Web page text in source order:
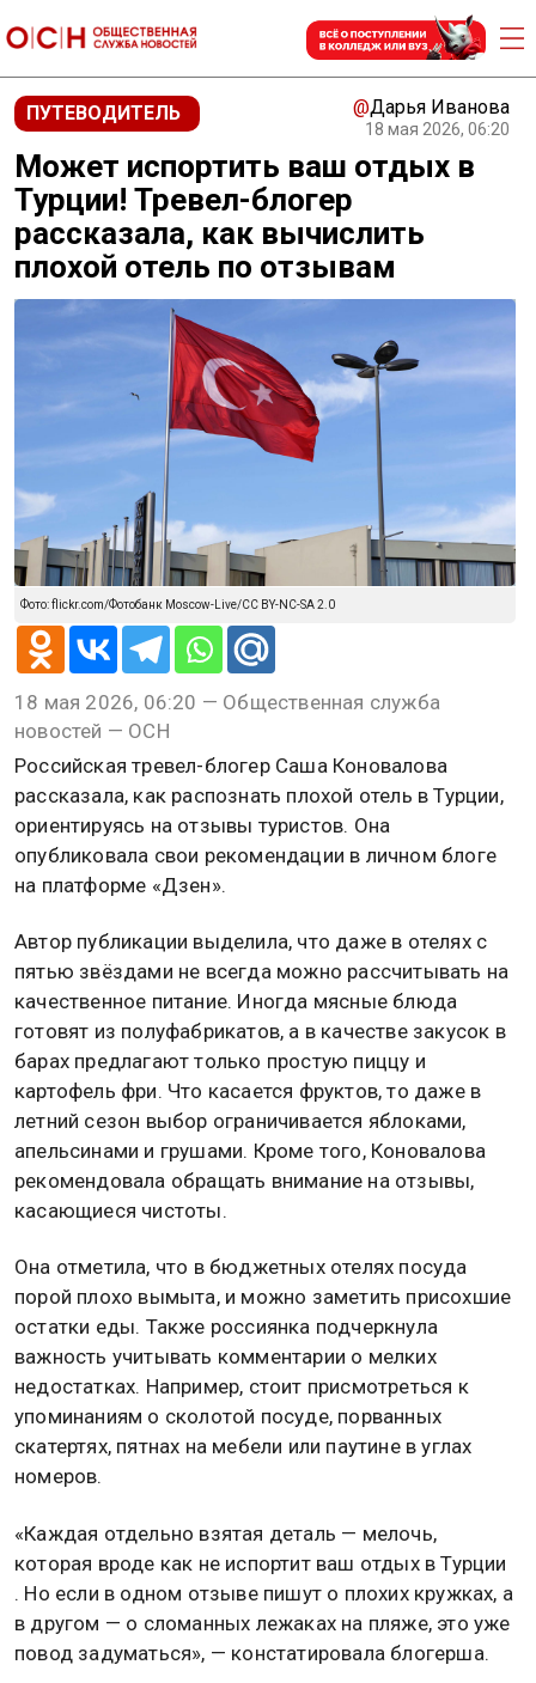
ПУТЕВОДИТЕЛЬ @Дарья Иванова
18 мая 2026, 06:20
Может испортить ваш отдых в
Турции! Тревел-блогер
рассказала, как вычислить
плохой отель по отзывам
Фото: flickr.com/Фотобанк Moscow-Live/CC BY-NC-SA 2.0
18 мая 2026, 06:20 — Общественная служба
новостей — ОСН
Российская тревел-блогер Саша Коновалова
рассказала, как распознать плохой отель в Турции,
ориентируясь на отзывы туристов. Она
опубликовала свои рекомендации в личном блоге
на платформе «Дзен».
Автор публикации выделила, что даже в отелях с
пятью звёздами не всегда можно рассчитывать на
качественное питание. Иногда мясные блюда
готовят из полуфабрикатов, а в качестве закусок в
барах предлагают только простую пиццу и
картофель фри. Что касается фруктов, то даже в
летний сезон выбор ограничивается яблоками,
апельсинами и грушами. Кроме того, Коновалова
рекомендовала обращать внимание на отзывы,
касающиеся чистоты.
Она отметила, что в бюджетных отелях посуда
порой плохо вымыта, и можно заметить присохшие
остатки еды. Также россиянка подчеркнула
важность учитывать комментарии о мелких
недостатках. Например, стоит присмотреться к
упоминаниям о сколотой посуде, порванных
скатертях, пятнах на мебели или паутине в углах
номеров.
«Каждая отдельно взятая деталь — мелочь,
которая вроде как не испортит ваш отдых в Турции
. Но если в одном отзыве пишут о плохих кружках, а
в другом — о сломанных лежаках на пляже, это уже
повод задуматься», — констатировала блогерша.